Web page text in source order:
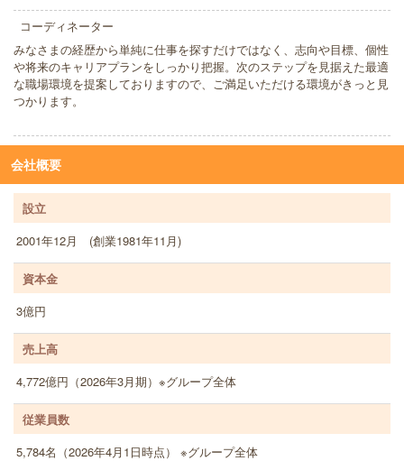
コーディネーター
みなさまの経歴から単純に仕事を探すだけではなく、志向や目標、個性
や将来のキャリアプランをしっかり把握。次のステップを見据えた最適
な職場環境を提案しておりますので、ご満足いただける環境がきっと見
つかります。
会社概要
設立
2001年12月 (創業1981年11月)
資本金
3億円
売上高
4,772億円（2026年3月期）※グループ全体
従業員数
5,784名（2026年4月1日時点） ※グループ全体